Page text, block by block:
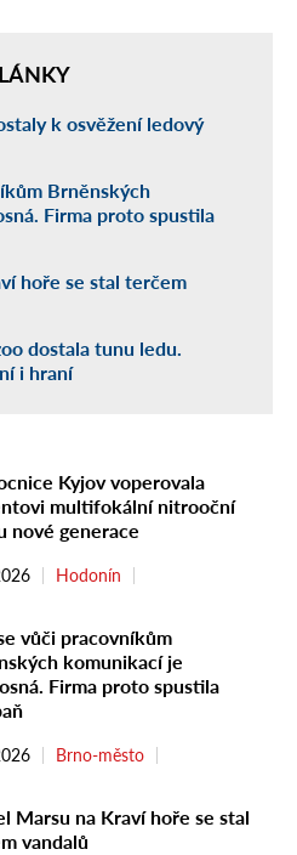
k osvěžení ledový
Brněnských
Firma proto spustila
hoře se stal terčem
dostala tunu ledu.
i hraní
Kyjov voperovala
multifokální nitrooční
nové generace
Hodonín
vůči pracovníkům
komunikací je
Firma proto spustila
Brno-město
Marsu na Kraví hoře se stal
vandalů